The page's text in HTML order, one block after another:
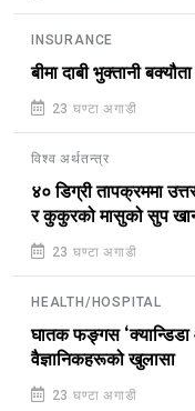
INSURANCE
बीमा दाबी भुक्तानी
23 घण्टा अगाडी
विश्व अर्थतन्त्र
४० डिग्री तापक्रममा
र कुकुरको मासुको सुप
23 घण्टा अगाडी
HEALTH/HOSPITAL
घातक फङ्गस ‘क्यान्डिडा
वैज्ञानिकहरूको खुलासा
23 घण्टा अगाडी